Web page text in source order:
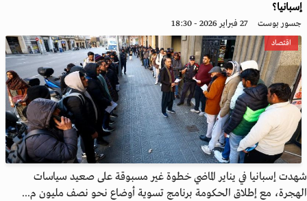
إسبانيا؟
جسور بوست 27 فبراير 2026 - 18:30
اقتصاد
شهدت إسبانيا في يناير الماضي خطوة غير مسبوقة على صعيد سياسات
الهجرة، مع إطلاق الحكومة برنامج تسوية أوضاع نحو نصف مليون م...